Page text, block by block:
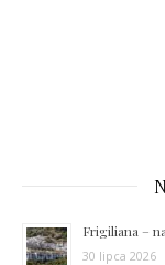
Frigiliana –
30 lipca 2026